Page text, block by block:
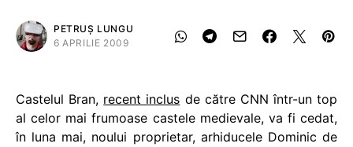
PETRUȘ LUNGU
6 APRILIE 2009
Castelul Bran, recent inclus de către CNN într-un top
al celor mai frumoase castele medievale, va fi cedat,
în luna mai, noului proprietar, arhiducele Dominic de